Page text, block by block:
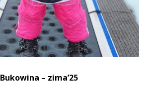
Bukowina – zima’25